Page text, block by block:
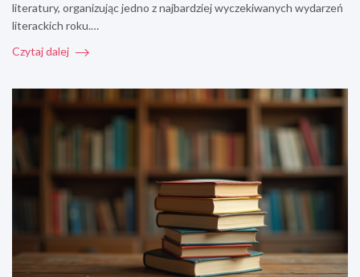
literatury, organizując jedno z najbardziej wyczekiwanych wydarzeń
literackich roku.…
Czytaj dalej